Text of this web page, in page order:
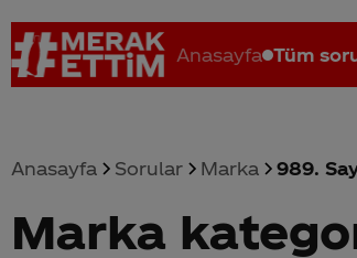
Anasayfa Tüm
Coca-Cola nerenin malı? Coca cola İsrail
Anasayfa Sorular Marka 989.
Marka